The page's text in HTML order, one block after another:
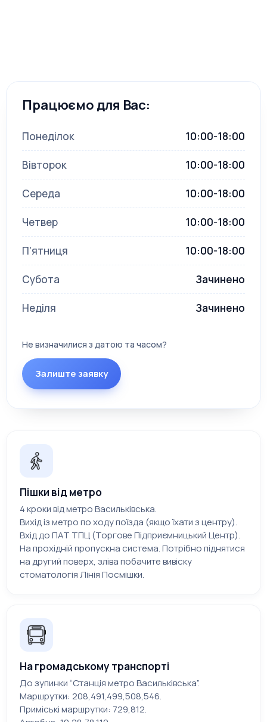
Працюємо для Вас:
Понеділок 10:00-18:00
Вівторок 10:00-18:00
Середа 10:00-18:00
Четвер 10:00-18:00
П'ятниця 10:00-18:00
Субота Зачинено
Неділя Зачинено
Не визначилися з датою та часом?
Залиште заявку
Пішки від метро
4 кроки від метро Васильківська.
Вихід із метро по ходу поїзда (якщо їхати з центру).
Вхід до ПАТ ТПЦ (Торгове Підприємницький Центр).
На прохідній пропускна система. Потрібно піднятися
на другий поверх, зліва побачите вивіску
стоматологія Лінія Посмішки.
На громадському транспорті
До зупинки “Станція метро Васильківська”.
Маршрутки: 208,491,499,508,546.
Приміські маршрутки: 729,812.